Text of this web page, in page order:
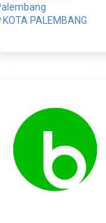
KOTA PALEMBANG